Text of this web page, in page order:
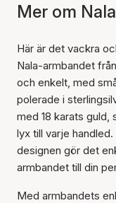
Mer om
Här är det vackra
Nala-armbandet
och enkelt, med
polerade i
med 18 karats guld,
lyx till varje
designen gör det
armbandet till din
Med armbandets